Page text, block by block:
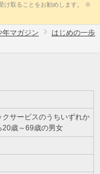
け取ることをお勧めします。 ※
年マガジン
はじめの一歩
サービスのうちいずれか
20歳～69歳の男女